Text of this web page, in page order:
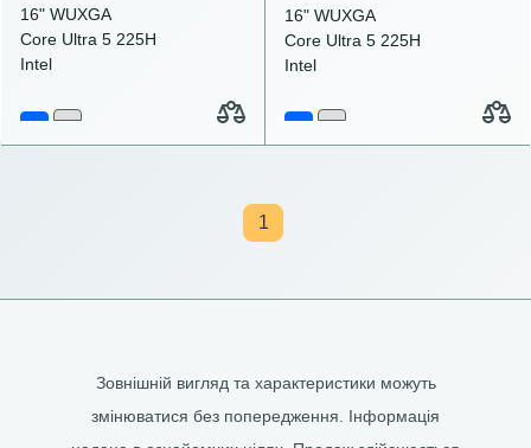
16" WUXGA
Core Ultra 5 225H
Intel
16" WUXGA
Core Ultra 5 225H
Intel
1
Зовнішній вигляд та характеристики можуть
змінюватися без попередження. Інформація